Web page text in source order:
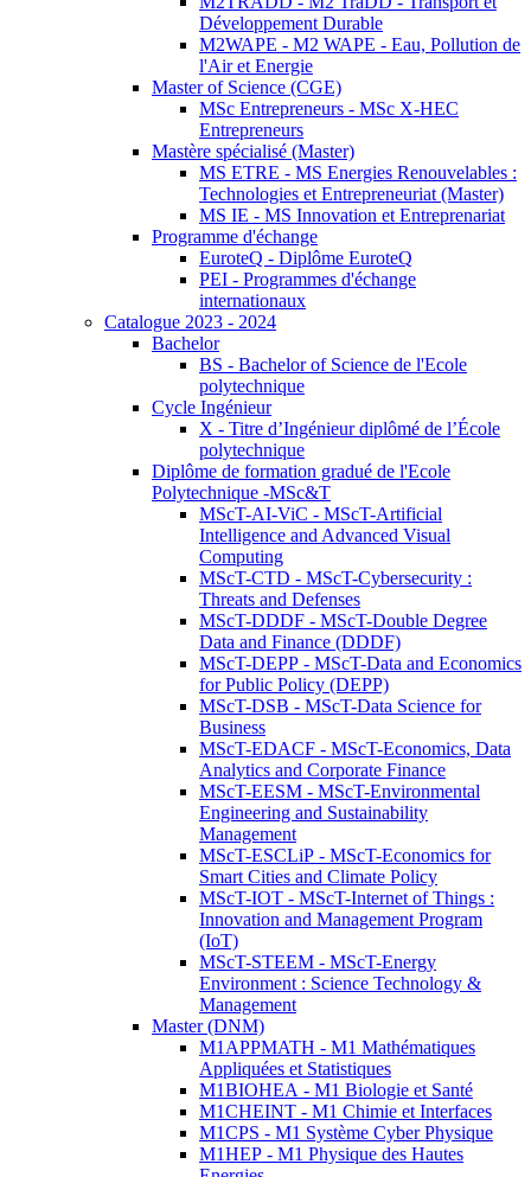
Développement Durable
M2WAPE - M2 WAPE - Eau, Pollution de
l'Air et Energie
Master of Science (CGE)
MSc Entrepreneurs - MSc X-HEC
Entrepreneurs
Mastère spécialisé (Master)
MS ETRE - MS Energies Renouvelables :
Technologies et Entrepreneuriat (Master)
MS IE - MS Innovation et Entreprenariat
Programme d'échange
EuroteQ - Diplôme EuroteQ
PEI - Programmes d'échange
internationaux
Catalogue 2023 - 2024
Bachelor
BS - Bachelor of Science de l'Ecole
polytechnique
Cycle Ingénieur
X - Titre d’Ingénieur diplômé de l’École
polytechnique
Diplôme de formation gradué de l'Ecole
Polytechnique -MSc&T
MScT-AI-ViC - MScT-Artificial
Intelligence and Advanced Visual
Computing
MScT-CTD - MScT-Cybersecurity :
Threats and Defenses
MScT-DDDF - MScT-Double Degree
Data and Finance (DDDF)
MScT-DEPP - MScT-Data and Economics
for Public Policy (DEPP)
MScT-DSB - MScT-Data Science for
Business
MScT-EDACF - MScT-Economics, Data
Analytics and Corporate Finance
MScT-EESM - MScT-Environmental
Engineering and Sustainability
Management
MScT-ESCLiP - MScT-Economics for
Smart Cities and Climate Policy
MScT-IOT - MScT-Internet of Things :
Innovation and Management Program
(IoT)
MScT-STEEM - MScT-Energy
Environment : Science Technology &
Management
Master (DNM)
M1APPMATH - M1 Mathématiques
Appliquées et Statistiques
M1BIOHEA - M1 Biologie et Santé
M1CHEINT - M1 Chimie et Interfaces
M1CPS - M1 Système Cyber Physique
M1HEP - M1 Physique des Hautes